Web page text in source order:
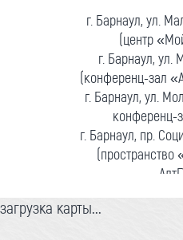
г. Барнаул, ул.
(центр
г. Барнаул, ул.
(конференц-зал
г. Барнаул, ул.
конференц-
г. Барнаул, пр.
(пространство
загрузка карты...